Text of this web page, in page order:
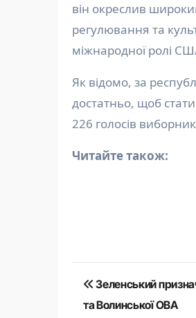
він окреслив
регулювання та
міжнародної ролі
Як відомо, за
достатньо, щоб
226 голосів
Читайте також:
Навігація
записів
Зеленський
та Волинської ОВА